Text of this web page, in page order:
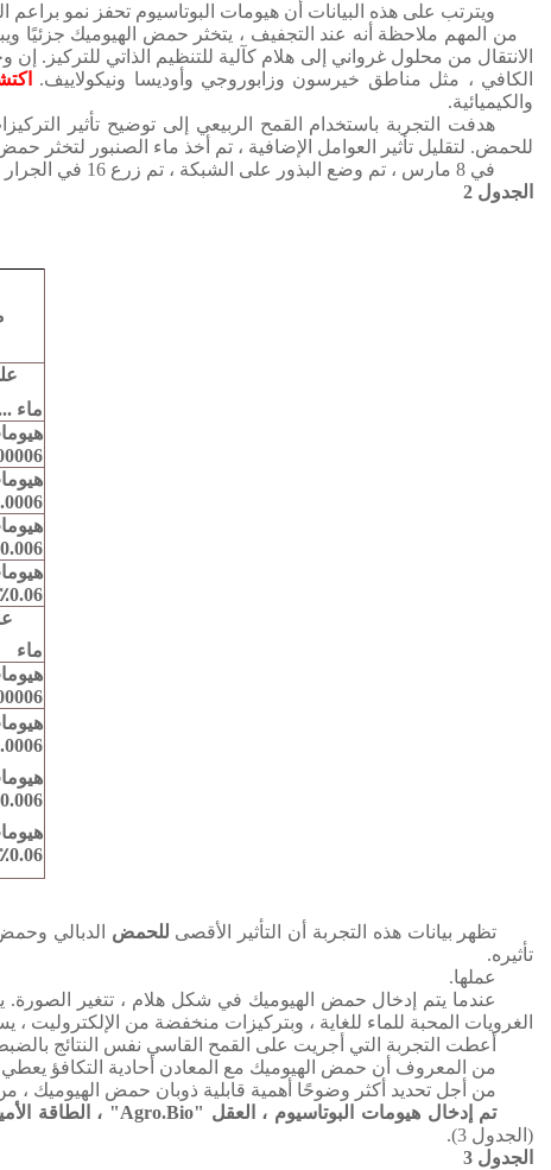
ويترتب على هذه البيانات أن هيومات البوتاسيوم تحفز نمو براعم
من المهم ملاحظة أنه عند التجفيف ، يتخثر حمض الهيوميك جزئيًا
الانتقال من محلول غرواني إلى هلام كآلية للتنظيم الذاتي للتركيز. إن
الكافي ، مثل مناطق خيرسون وزابوروجي وأوديسا ونيكولاييف.
والكيميائية.
هدفت التجربة باستخدام القمح الربيعي إلى توضيح تأثير
للحمض. لتقليل تأثير العوامل الإضافية ، تم أخذ ماء الصنبور لتخثر
في 8 مارس ، تم وضع البذور على الشبكة ، تم زرع 16 في الجرار ، 19 تم إجراء القياسات الأولى للجذور ، 23 في الثانية.
الجدول 2
ماء
0.006٪.
0.06٪.
ماء
0.006٪.
0.06٪ ....
تظهر بيانات هذه التجربة أن التأثير الأقصى للحمض الدبالي
تأثيره.
عملها.
عندما يتم إدخال حمض الهيوميك في شكل هلام ، تتغير الصورة.
الغرويات المحبة للماء للغاية ، وبتركيزات منخفضة من الإلكتروليت ،
أعطت التجربة التي أجريت على القمح القاسي نفس النتائج
من المعروف أن حمض الهيوميك مع المعادن أحادية التكافؤ يعطي
من أجل تحديد أكثر وضوحًا أهمية قابلية ذوبان حمض الهيوميك ، من 1 أبريل إلى 15 أبريل ، تم إجراء تجربة أخرى على القمح
تم إدخال هيومات البوتاسيوم ، العقل "Agro.Bio" ، الطاقة الأمينية "Agro.Bio" ، Humate + Fe "Agro.Bio" و Humate + الحديد + الكبريت "Agro.Bio"
(الجدول 3).
الجدول 3